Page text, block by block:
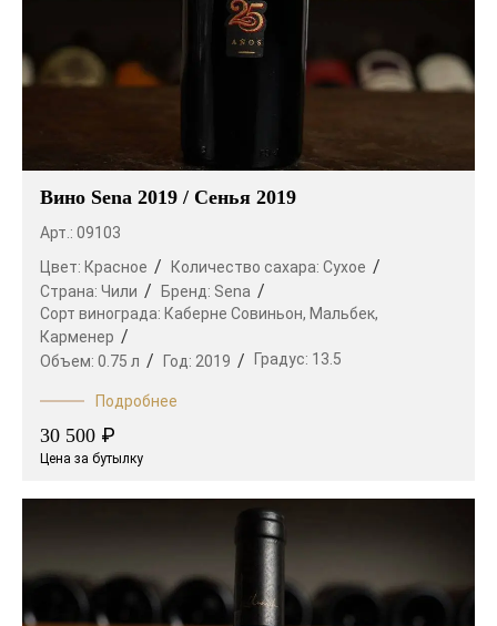
Вино Sena 2019 / Сенья 2019
Арт.: 09103
Цвет: Красное Количество сахара: Сухое
Страна: Чили Бренд: Sena
Сорт винограда: Каберне Совиньон, Мальбек,
Карменер
Объем: 0.75 л Год: 2019 Градус: 13.5
Подробнее
30 500 ₽
Цена за бутылку